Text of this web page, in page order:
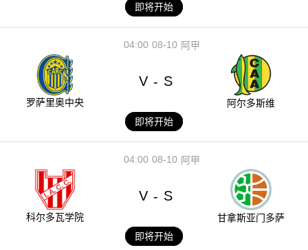
即将开始
08-10
04:00 阿甲
罗萨里奥中央
V - S
阿尔多斯维
即将开始
08-10
04:00 阿甲
科尔多瓦学院
V - S
甘拿斯亚门多萨
即将开始